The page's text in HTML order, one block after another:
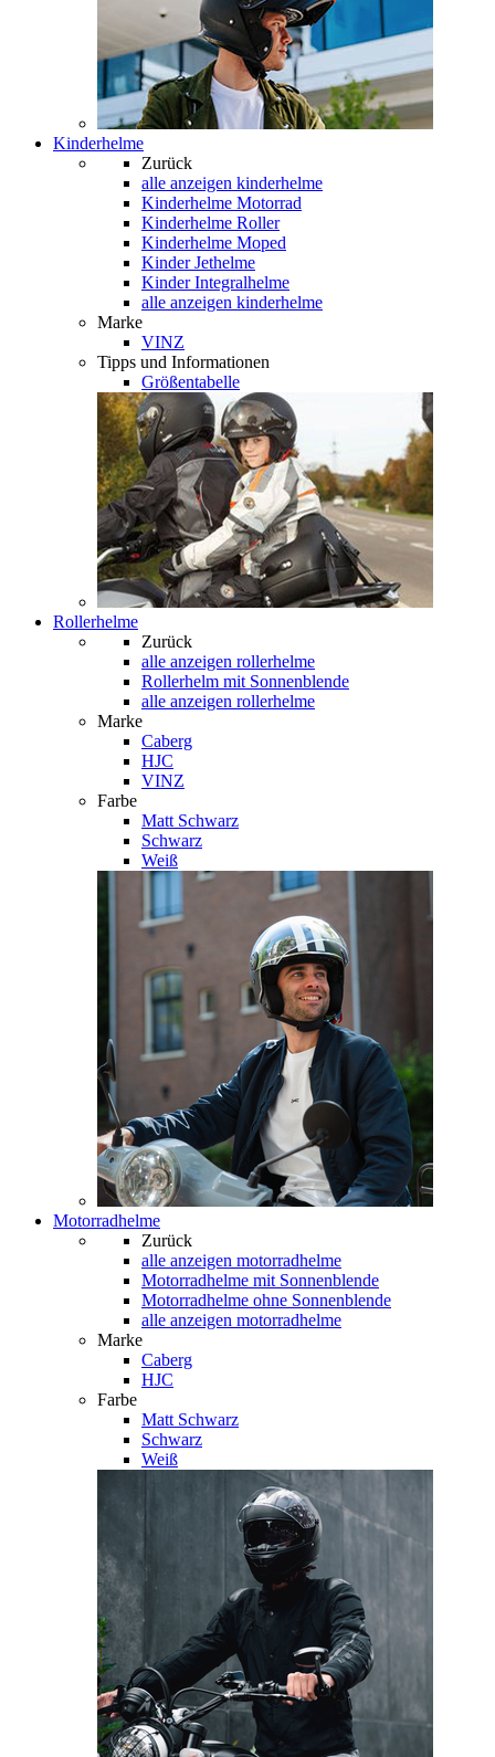
Kinderhelme
Zurück
alle anzeigen kinderhelme
Kinderhelme Motorrad
Kinderhelme Roller
Kinderhelme Moped
Kinder Jethelme
Kinder Integralhelme
alle anzeigen kinderhelme
Marke
VINZ
Tipps und Informationen
Größentabelle
Rollerhelme
Zurück
alle anzeigen rollerhelme
Rollerhelm mit Sonnenblende
alle anzeigen rollerhelme
Marke
Caberg
HJC
VINZ
Farbe
Matt Schwarz
Schwarz
Weiß
Motorradhelme
Zurück
alle anzeigen motorradhelme
Motorradhelme mit Sonnenblende
Motorradhelme ohne Sonnenblende
alle anzeigen motorradhelme
Marke
Caberg
HJC
Farbe
Matt Schwarz
Schwarz
Weiß